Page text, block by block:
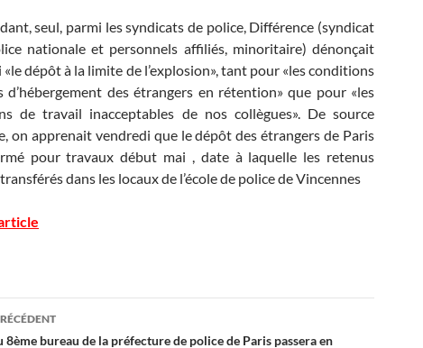
seul, parmi les syndicats de police, Différence (syndicat
nationale et personnels affiliés, minoritaire) dénonçait
dépôt à la limite de l’explosion», tant pour «les conditions
d’hébergement des étrangers en rétention» que pour «les
de travail inacceptables de nos collègues». De source
on apprenait vendredi que le dépôt des étrangers de Paris
pour travaux début mai , date à laquelle les retenus
dans les locaux de l’école de police de Vincennes
8ème bureau de la préfecture de police de Paris passera en